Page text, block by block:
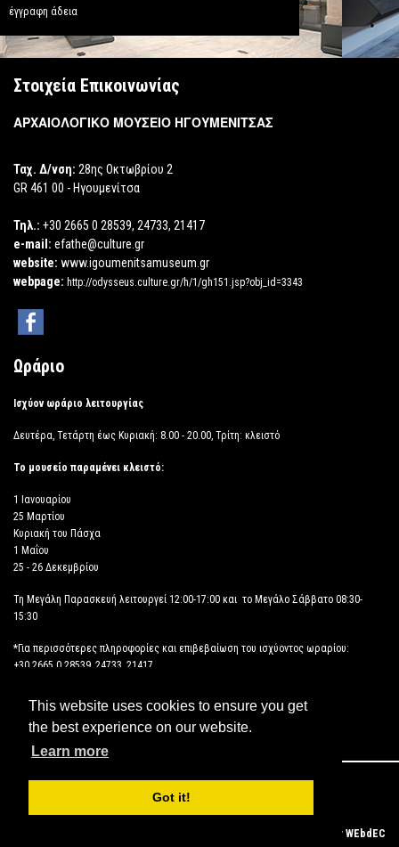
This website uses cookies to ensure you get
the best experience on our website.
Learn more
Got it!
έγγραφη άδεια
Στοιχεία Επικοινωνίας
ΑΡΧΑΙΟΛΟΓΙΚΟ ΜΟΥΣΕΙΟ ΗΓΟΥΜΕΝΙΤΣΑΣ
Ταχ. Δ/νση: 28ης Οκτωβρίου 2
GR 461 00 - Ηγουμενίτσα
Τηλ.: +30 2665 0 28539, 24733, 21417
e-mail: efathe@culture.gr
website: www.igoumenitsamuseum.gr
webpage: http://odysseus.culture.gr/h/1/gh151.jsp?obj_id=3343
Ωράριο
Ισχύον ωράριο λειτουργίας
Δευτέρα, Τετάρτη έως Κυριακή: 8.00 - 20.00, Τρίτη: κλειστό
Το μουσείο παραμένει κλειστό:
1 Ιανουαρίου
25 Μαρτίου
Κυριακή του Πάσχα
1 Μαΐου
25 - 26 Δεκεμβρίου
Τη Μεγάλη Παρασκευή λειτουργεί 12:00-17:00 και το Μεγάλο Σάββατο 08:30-
15:30
*Για περισσότερες πληροφορίες και επιβεβαίωση του ισχύοντος ωραρίου:
+30 2665 0 28539, 24733, 21417
ΔΗΛΩΣΗ ΠΡΟΣΒΑΣΙΜΟΤΗΤΑΣ
Copyright © 2026 ΑΡΧΑΙΟΛΟΓΙΚΟ ΜΟΥΣΕΙΟ ΗΓΟΥΜΕΝΙΤΣΑΣ
Powered by WEbdEC